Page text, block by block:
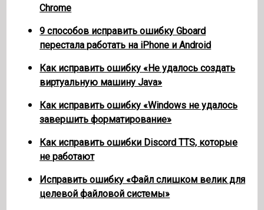
Chrome
9 способов исправить ошибку Gboard
перестала работать на iPhone и Android
Как исправить ошибку «Не удалось создать
виртуальную машину Java»
Как исправить ошибку «Windows не удалось
завершить форматирование»
Как исправить ошибки Discord TTS, которые
не работают
Исправить ошибку «Файл слишком велик для
целевой файловой системы»